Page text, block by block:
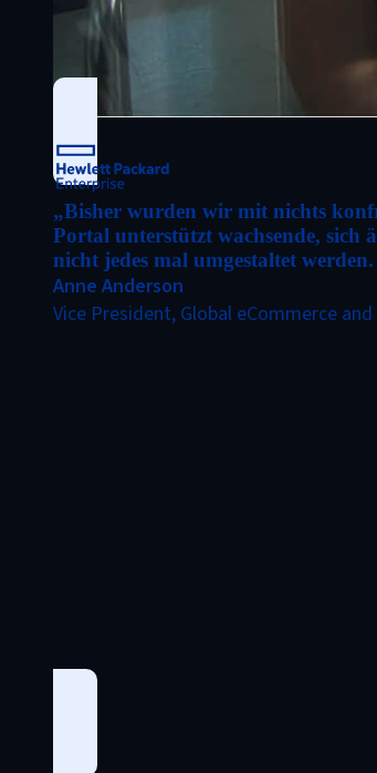
„Bisher wurden wir mit nichts
Portal unterstützt wachsende, sich
nicht jedes mal umgestaltet
Anne Anderson
Vice President, Global eCommerce